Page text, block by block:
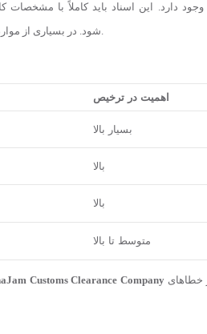
دارد. این اسناد باید کاملاً با مشخصات
شود. در بسیاری ازمی‌شود.
اهمیت در ترخیص
بسیار بالا
بالا
بالا
متوسط تا بالا
Customs Clearance Company